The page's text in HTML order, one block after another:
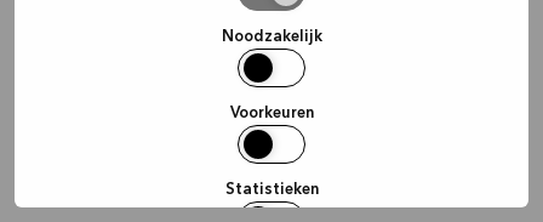
Noodzakelijk
Voorkeuren
Statistieken